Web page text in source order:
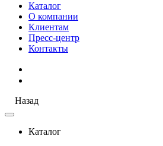
Каталог
О компании
Клиентам
Пресс-центр
Контакты
Назад
Каталог